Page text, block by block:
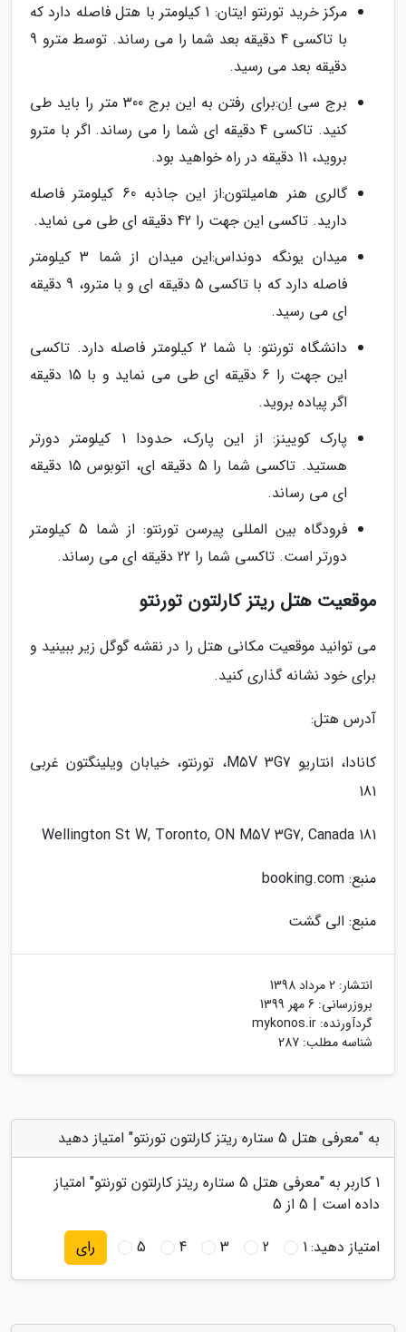
مرکز خرید تورنتو ایتان: 1 کیلومتر با هتل فاصله دارد که
با تاکسی 4 دقیقه بعد شما را می رساند. توسط مترو 9
دقیقه بعد می رسید.
برج سی اِن:برای رفتن به این برج 300 متر را باید طی
کنید. تاکسی 4 دقیقه ای شما را می رساند. اگر با مترو
بروید، 11 دقیقه در راه خواهید بود.
گالری هنر هامیلتون:از این جاذبه 60 کیلومتر فاصله
دارید. تاکسی این جهت را 42 دقیقه ای طی می نماید.
میدان یونگه دونداس:این میدان از شما 3 کیلومتر
فاصله دارد که با تاکسی 5 دقیقه ای و با مترو، 9 دقیقه
ای می رسید.
دانشگاه تورنتو: با شما 2 کیلومتر فاصله دارد. تاکسی
این جهت را 6 دقیقه ای طی می نماید و با 15 دقیقه
اگر پیاده بروید.
پارک کویینز: از این پارک، حدودا 1 کیلومتر دورتر
هستید. تاکسی شما را 5 دقیقه ای، اتوبوس 15 دقیقه
ای می رساند.
فرودگاه بین المللی پیرسن تورنتو: از شما 5 کیلومتر
دورتر است. تاکسی شما را 22 دقیقه ای می رساند.
موقعیت هتل ریتز کارلتون تورنتو
می توانید موقعیت مکانی هتل را در نقشه گوگل زیر ببینید و
برای خود نشانه گذاری کنید.
آدرس هتل:
کانادا، انتاریو M5V 3G7، تورنتو، خیابان ویلینگتون غربی
181
181 Wellington St W, Toronto, ON M5V 3G7, Canada
منبع: booking.com
منبع: الی گشت
انتشار: 2 مرداد 1398
بروزرسانی: 6 مهر 1399
گردآورنده: mykonos.ir
شناسه مطلب: 287
به "معرفی هتل 5 ستاره ریتز کارلتون تورنتو" امتیاز دهید
1 کاربر به "معرفی هتل 5 ستاره ریتز کارلتون تورنتو
" امتیاز
داده است | 5 از 5
امتیاز دهید:1
2
3
4
5 رای